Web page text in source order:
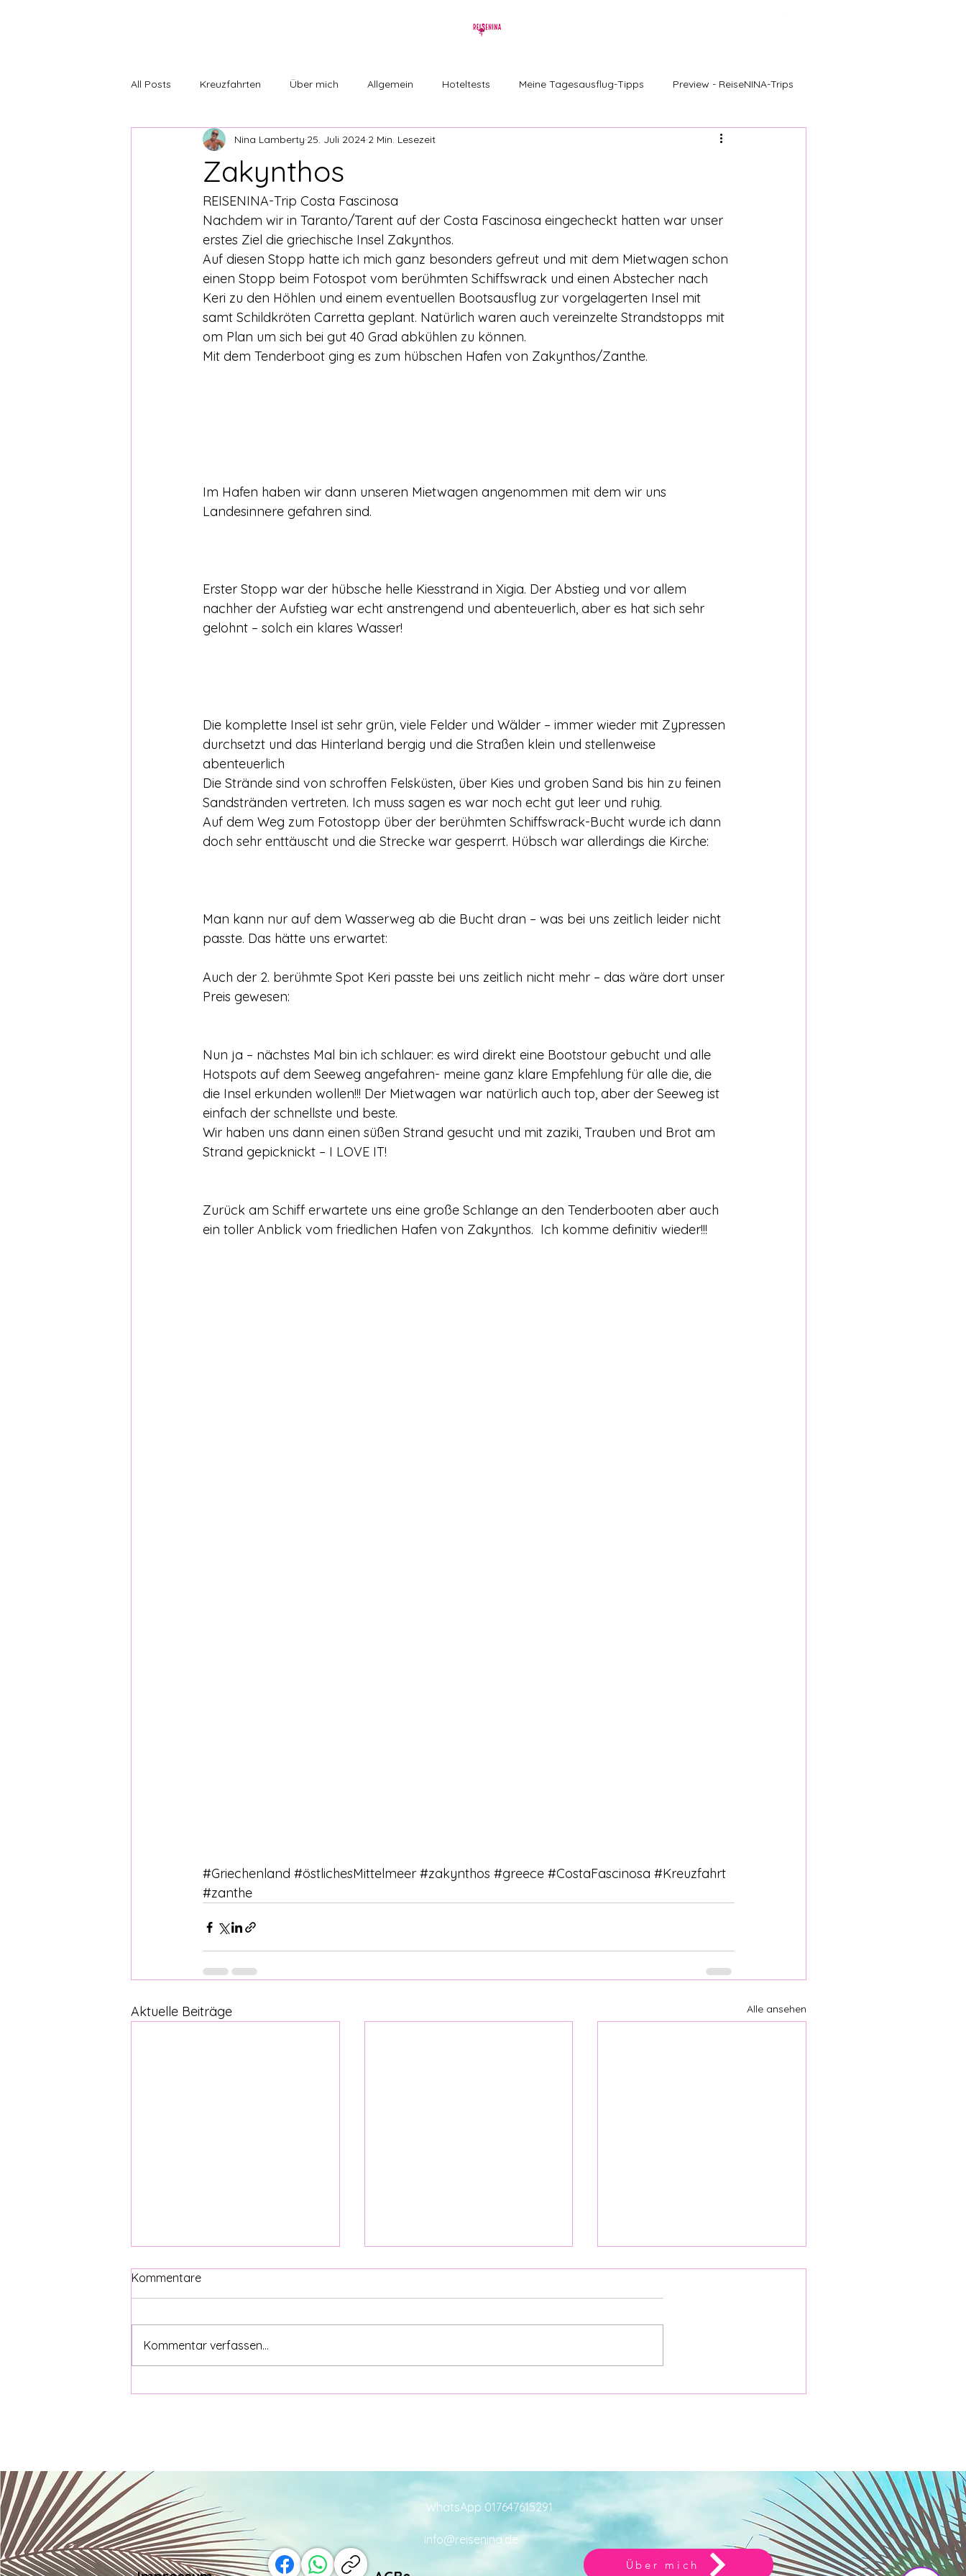
All Posts Kreuzfahrten Über mich Allgemein Hoteltests Meine Tagesausflug-Tipps Preview - ReiseNINA-Trips
REISENINA-Trip REISENINA-Kunden berichten
Zakynthos
Nina Lamberty 25. Juli 2024 2 Min. Lesezeit
REISENINA-Trip Costa Fascinosa
Nachdem wir in Taranto/Tarent auf der Costa Fascinosa eingecheckt hatten war unser
erstes Ziel die griechische Insel Zakynthos.
Auf diesen Stopp hatte ich mich ganz besonders gefreut und mit dem Mietwagen schon
einen Stopp beim Fotospot vom berühmten Schiffswrack und einen Abstecher nach
Keri zu den Höhlen und einem eventuellen Bootsausflug zur vorgelagerten Insel mit
samt Schildkröten Carretta geplant. Natürlich waren auch vereinzelte Strandstopps mit
om Plan um sich bei gut 40 Grad abkühlen zu können.
Mit dem Tenderboot ging es zum hübschen Hafen von Zakynthos/Zanthe.
Im Hafen haben wir dann unseren Mietwagen angenommen mit dem wir uns
Landesinnere gefahren sind.
Erster Stopp war der hübsche helle Kiesstrand in Xigia. Der Abstieg und vor allem
nachher der Aufstieg war echt anstrengend und abenteuerlich, aber es hat sich sehr
gelohnt – solch ein klares Wasser!
Die komplette Insel ist sehr grün, viele Felder und Wälder – immer wieder mit Zypressen
durchsetzt und das Hinterland bergig und die Straßen klein und stellenweise
abenteuerlich
Die Strände sind von schroffen Felsküsten, über Kies und groben Sand bis hin zu feinen
Sandstränden vertreten. Ich muss sagen es war noch echt gut leer und ruhig.
Auf dem Weg zum Fotostopp über der berühmten Schiffswrack-Bucht wurde ich dann
doch sehr enttäuscht und die Strecke war gesperrt. Hübsch war allerdings die Kirche:
Man kann nur auf dem Wasserweg ab die Bucht dran – was bei uns zeitlich leider nicht
passte. Das hätte uns erwartet:
Auch der 2. berühmte Spot Keri passte bei uns zeitlich nicht mehr – das wäre dort unser
Preis gewesen:
Nun ja – nächstes Mal bin ich schlauer: es wird direkt eine Bootstour gebucht und alle
Hotspots auf dem Seeweg angefahren- meine ganz klare Empfehlung für alle die, die
die Insel erkunden wollen!!! Der Mietwagen war natürlich auch top, aber der Seeweg ist
einfach der schnellste und beste.
Wir haben uns dann einen süßen Strand gesucht und mit zaziki, Trauben und Brot am
Strand gepicknickt – I LOVE IT!
Zurück am Schiff erwartete uns eine große Schlange an den Tenderbooten aber auch
ein toller Anblick vom friedlichen Hafen von Zakynthos.  Ich komme definitiv wieder!!!
#Griechenland #östlichesMittelmeer #zakynthos #greece #CostaFascinosa #Kreuzfahrt
#zanthe
Aktuelle Beiträge Alle ansehen
MSC FANTASIA
REISENINA-Trip Mallorca & MSC
erfahrene Kreuzfahrer und nach
den letzten malen auf...
IBEROSTAR ALBUFERA
Hoteltest gefreut – der
TUI KIDS CLUB PROTUR
Mallorca war es mir ein
Kommentare
Kommentar verfassen...
WhatsApp 017647615291
info@reisenina.de
Über mich
Send us a message
Online
💬 na, dann schieß mal los